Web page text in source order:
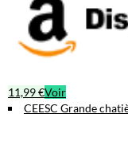
11,99 €Voir
CEESC Grande